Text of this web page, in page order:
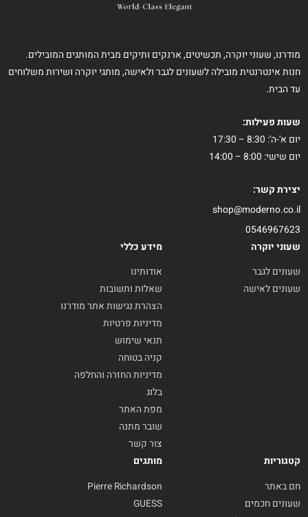
מודרנו, שעוני יוקרה, תכשיטים, ארנקים ותיקים מבית המותגים המובילים.
חנות אינטרנטית מובילה לשעונים לגבר ולאישה, מותגי יוקרה ושירות משלוחים
עד הבית.
שעות פעילות:
יום א'-ה': 8:30 – 17:30
יום שישי: 8:00 – 14:00
יצירת קשר:
shop@moderno.co.il
0546967623
שעוני יוקרה
שעונים לגבר
שעונים לאישה
מידע כללי
אודותינו
שאלות ותשובות
הצהרת נגישות אתר מודרנו
מדיניות פרטיות
תנאי שימוש
קניה בטוחה
מדיניות החזרה והחלפה
בלוג
מפת האתר
שובר מתנה
צור קשר
קטגוריות
חם באתר
שעונים חכמים
מותגים
Pierre Richardson
GUESS